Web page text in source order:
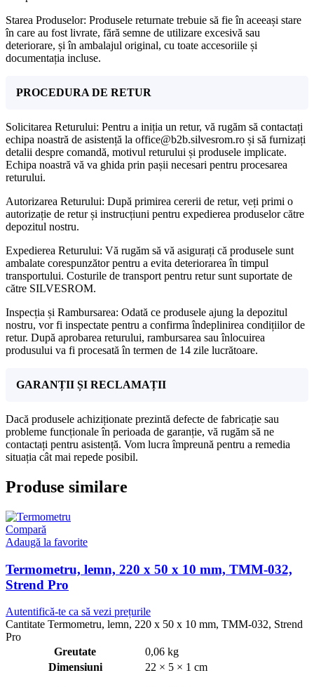
Starea Produselor: Produsele returnate trebuie să fie în aceeași stare
în care au fost livrate, fără semne de utilizare excesivă sau
deteriorare, și în ambalajul original, cu toate accesoriile și
documentația incluse.
PROCEDURA DE RETUR
Solicitarea Returului: Pentru a iniția un retur, vă rugăm să contactați
echipa noastră de asistență la office@b2b.silvesrom.ro și să furnizați
detalii despre comandă, motivul returului și produsele implicate.
Echipa noastră vă va ghida prin pașii necesari pentru procesarea
returului.
Autorizarea Returului: După primirea cererii de retur, veți primi o
autorizație de retur și instrucțiuni pentru expedierea produselor către
depozitul nostru.
Expedierea Returului: Vă rugăm să vă asigurați că produsele sunt
ambalate corespunzător pentru a evita deteriorarea în timpul
transportului. Costurile de transport pentru retur sunt suportate de
către SILVESROM.
Inspecția și Rambursarea: Odată ce produsele ajung la depozitul
nostru, vor fi inspectate pentru a confirma îndeplinirea condițiilor de
retur. După aprobarea returului, rambursarea sau înlocuirea
produsului va fi procesată în termen de 14 zile lucrătoare.
GARANȚII ȘI RECLAMAȚII
Dacă produsele achiziționate prezintă defecte de fabricație sau
probleme funcționale în perioada de garanție, vă rugăm să ne
contactați pentru asistență. Vom lucra împreună pentru a remedia
situația cât mai repede posibil.
Produse similare
Compară
Adaugă la favorite
Termometru, lemn, 220 x 50 x 10 mm, TMM-032,
Strend Pro
Autentifică-te ca să vezi prețurile
Cantitate Termometru, lemn, 220 x 50 x 10 mm, TMM-032, Strend
Pro
Greutate
0,06 kg
Dimensiuni
22 × 5 × 1 cm